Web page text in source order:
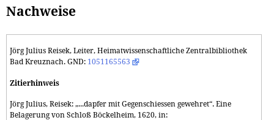
Nachweise
Jörg Julius Reisek, Leiter, Heimatwissenschaftliche Zentralbibliothek
Bad Kreuznach. GND: 1051165563
Zitierhinweis
Jörg Julius, Reisek: „...dapfer mit Gegenschiessen gewehret“. Eine
Belagerung von Schloß Böckelheim, 1620, in: